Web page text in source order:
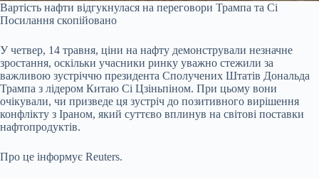
Вартість нафти відгукнулася на переговори Трампа та Сі
Посилання скопійовано
У четвер, 14 травня, ціни на нафту демонстрували незначне
зростання, оскільки учасники ринку уважно стежили за
важливою зустріччю президента Сполучених Штатів Дональда
Трампа з лідером Китаю Сі Цзіньпіном. При цьому вони
очікували, чи призведе ця зустріч до позитивного вирішення
конфлікту з Іраном, який суттєво вплинув на світові поставки
нафтопродуктів.
Про це інформує Reuters.